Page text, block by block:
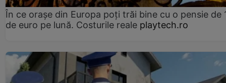
În ce orașe din Europa poți trăi bine cu o pensie de
de euro pe lună. Costurile reale playtech.ro